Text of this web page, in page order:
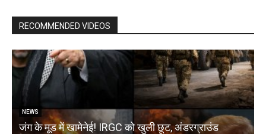
RECOMMENDED VIDEOS
NEWS
जंग के मूड में खामेनेई! IRGC को खुली छूट, अंडरग्राउंड